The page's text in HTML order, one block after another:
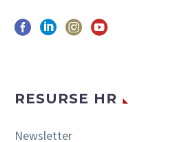
RESURSE HR
Newsletter